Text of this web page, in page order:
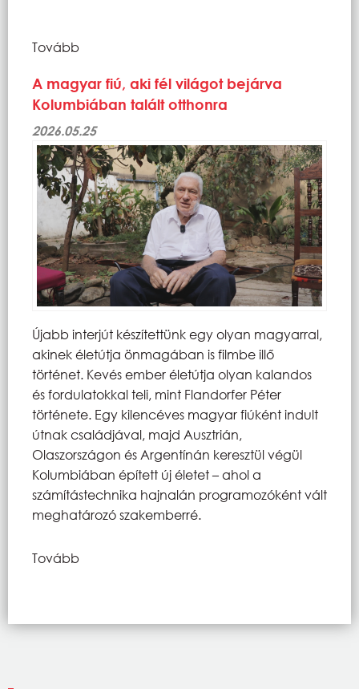
Tovább
A magyar fiú, aki fél világot bejárva
Kolumbiában talált otthonra
2026.05.25
Újabb interjút készítettünk egy olyan magyarral,
akinek életútja önmagában is filmbe illő
történet. Kevés ember életútja olyan kalandos
és fordulatokkal teli, mint Flandorfer Péter
története. Egy kilencéves magyar fiúként indult
útnak családjával, majd Ausztrián,
Olaszországon és Argentínán keresztül végül
Kolumbiában épített új életet – ahol a
számítástechnika hajnalán programozóként vált
meghatározó szakemberré.
Tovább